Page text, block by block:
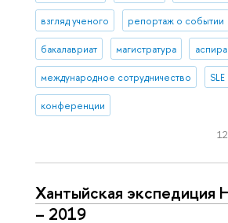
взгляд ученого репортаж о событии
бакалавриат магистратура
международное сотрудничество SLE
конференции
Хантыйская
– 2019